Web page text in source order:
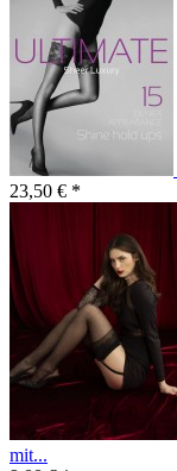
23,50 € *
mit...